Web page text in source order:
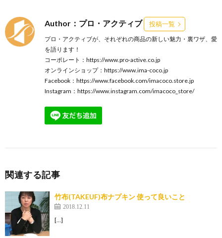
Author：プロ・アクティブ 投稿一覧
プロ・アクティブが、それぞれの商品の新しい魅力・裏ワザ、愛
を語ります！
コーポレート： https://www.pro-active.co.jp
オンラインショップ： https://www.ima-coco.jp
Facebook： https://www.facebook.com/imacoco.store.jp
Instagram： https://www.instagram.com/imacoco_store/
関連する記事
竹布(TAKEUF)布ナプキン 使って良いこと
2018.12.11
[…]